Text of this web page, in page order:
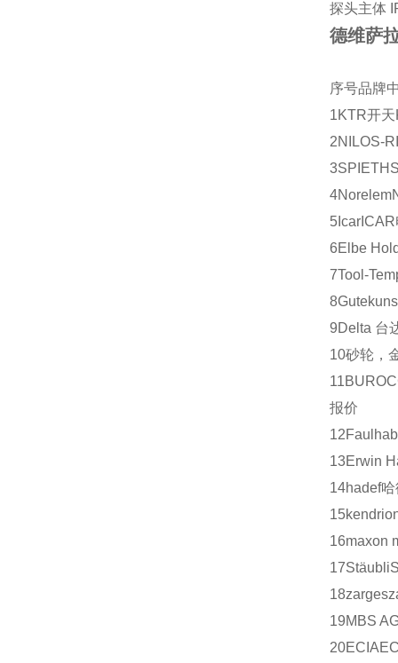
探头主体
德维萨
序号品牌
1KTR开天
2NILOS-
3SPIETH
4Norelem
5 Icar ICAR
6Elbe
7Tool-
8
9Delta 台
10砂轮，
11
报价
12
13Erwin
14hadef哈
15
16maxon
17Stäubli
18zarges
19MBS
20ECIA